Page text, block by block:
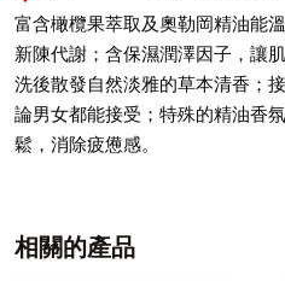
富含橄欖果萃取及奧勒岡精油能
新陳代謝；含保濕潤澤因子，讓
洗後散發自然淡雅的草本清香；
論男女都能接受；特殊的精油香
鬆，消除疲憊感。
相關的產品